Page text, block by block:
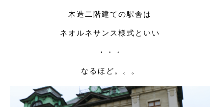
木造二階建ての駅舎は
ネオルネサンス様式といい
・・・
なるほど。。。